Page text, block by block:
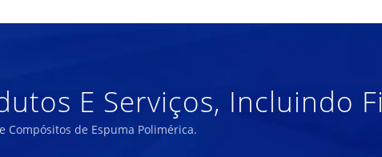
E Serviços, Incluindo
Cogumelo, Laço Não
Compósitos de Espuma Polimérica.